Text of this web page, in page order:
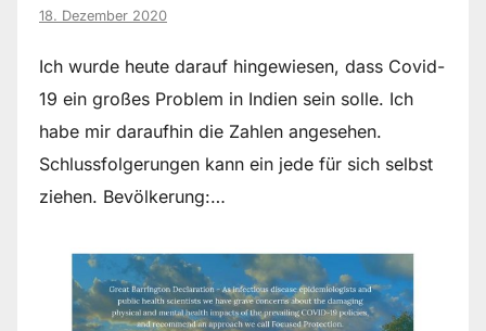
18. Dezember 2020
Ich wurde heute darauf hingewiesen, dass Covid-
19 ein großes Problem in Indien sein solle. Ich
habe mir daraufhin die Zahlen angesehen.
Schlussfolgerungen kann ein jede für sich selbst
ziehen. Bevölkerung:…